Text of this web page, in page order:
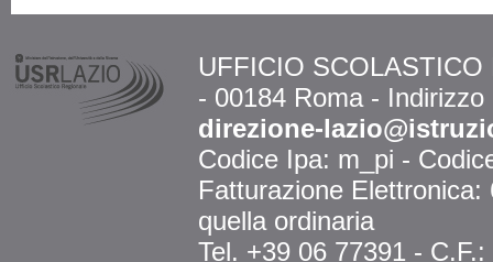
UFFICIO
- 00184 Roma -
direzione-
Codice Ipa: m_pi -
Fatturazione
quella ordinaria
Tel. +39 06 77391 -